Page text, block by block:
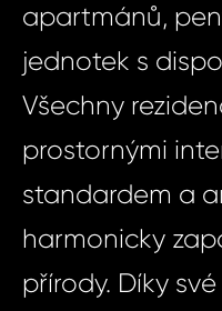
apartmánů,
jednotek s
Všechny
prostornými
standardem a
harmonicky
přírody. Díky